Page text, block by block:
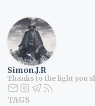
Simon.J.R
Thanks to the light you
TAGS